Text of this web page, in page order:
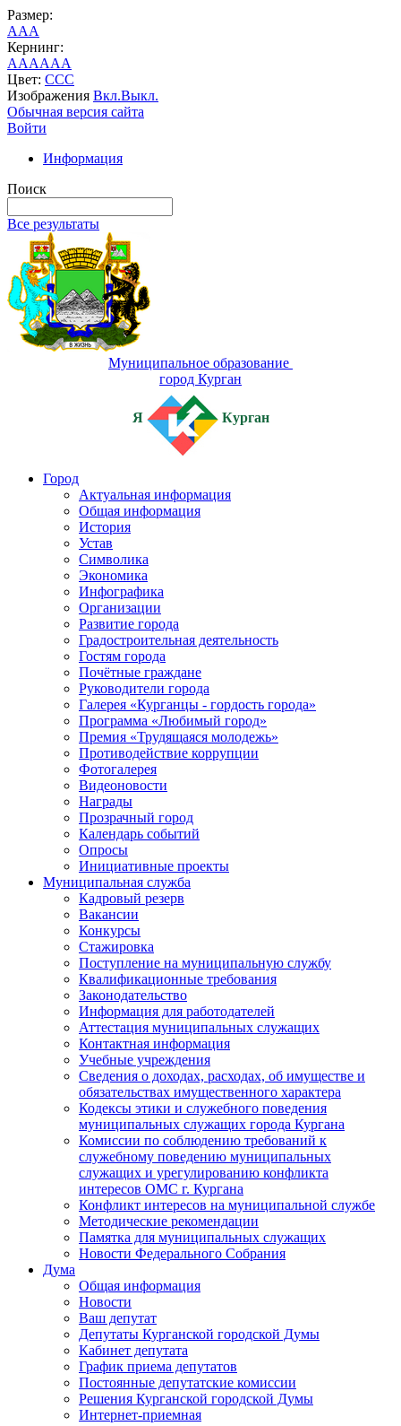
Размер:
AAA
Кернинг:
AAAAAA
Цвет: CCC
Изображения Вкл.Выкл.
Обычная версия сайта
Войти
Информация
Поиск
Все результаты
Муниципальное образование
город Курган
Я Курган
Город
Актуальная информация
Общая информация
История
Устав
Символика
Экономика
Инфографика
Организации
Развитие города
Градостроительная деятельность
Гостям города
Почётные граждане
Руководители города
Галерея «Курганцы - гордость города»
Программа «Любимый город»
Премия «Трудящаяся молодежь»
Противодействие коррупции
Фотогалерея
Видеоновости
Награды
Прозрачный город
Календарь событий
Опросы
Инициативные проекты
Муниципальная служба
Кадровый резерв
Вакансии
Конкурсы
Стажировка
Поступление на муниципальную службу
Квалификационные требования
Законодательство
Информация для работодателей
Аттестация муниципальных служащих
Контактная информация
Учебные учреждения
Сведения о доходах, расходах, об имуществе и
обязательствах имущественного характера
Кодексы этики и служебного поведения
муниципальных служащих города Кургана
Комиссии по соблюдению требований к
служебному поведению муниципальных
служащих и урегулированию конфликта
интересов ОМС г. Кургана
Конфликт интересов на муниципальной службе
Методические рекомендации
Памятка для муниципальных служащих
Новости Федерального Cобрания
Дума
Общая информация
Новости
Ваш депутат
Депутаты Курганской городской Думы
Кабинет депутата
График приема депутатов
Постоянные депутатские комиссии
Решения Курганской городской Думы
Интернет-приемная